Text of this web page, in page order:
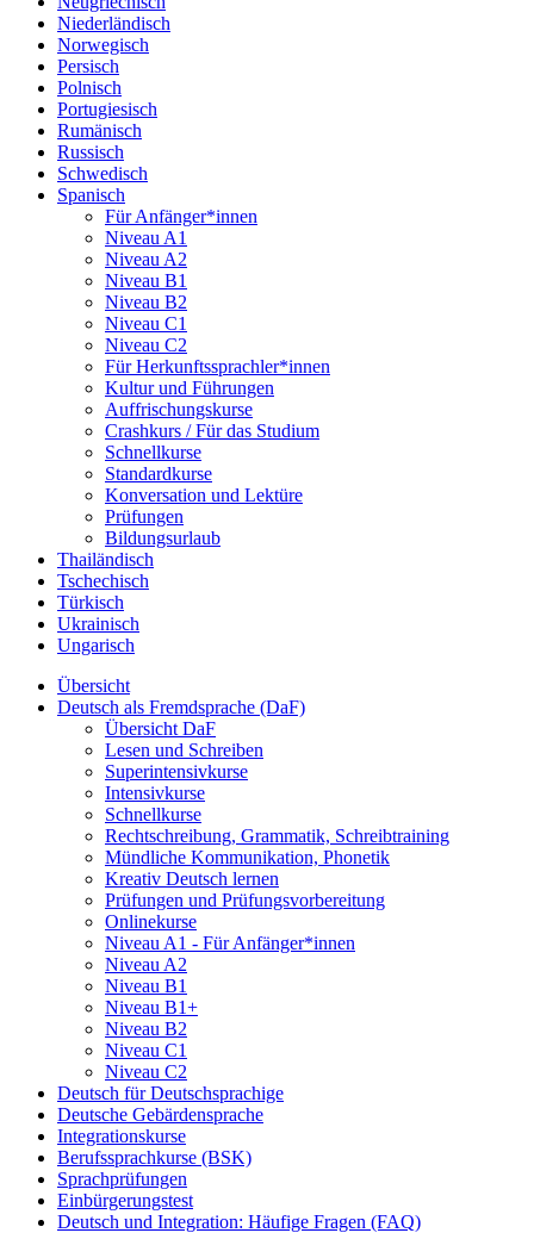
Niederländisch
Norwegisch
Persisch
Polnisch
Portugiesisch
Rumänisch
Russisch
Schwedisch
Spanisch
Für Anfänger*innen
Niveau A1
Niveau A2
Niveau B1
Niveau B2
Niveau C1
Niveau C2
Für Herkunftssprachler*innen
Kultur und Führungen
Auffrischungskurse
Crashkurs / Für das Studium
Schnellkurse
Standardkurse
Konversation und Lektüre
Prüfungen
Bildungsurlaub
Thailändisch
Tschechisch
Türkisch
Ukrainisch
Ungarisch
Übersicht
Deutsch als Fremdsprache (DaF)
Übersicht DaF
Lesen und Schreiben
Superintensivkurse
Intensivkurse
Schnellkurse
Rechtschreibung, Grammatik, Schreibtraining
Mündliche Kommunikation, Phonetik
Kreativ Deutsch lernen
Prüfungen und Prüfungsvorbereitung
Onlinekurse
Niveau A1 - Für Anfänger*innen
Niveau A2
Niveau B1
Niveau B1+
Niveau B2
Niveau C1
Niveau C2
Deutsch für Deutschsprachige
Deutsche Gebärdensprache
Integrationskurse
Berufssprachkurse (BSK)
Sprachprüfungen
Einbürgerungstest
Deutsch und Integration: Häufige Fragen (FAQ)